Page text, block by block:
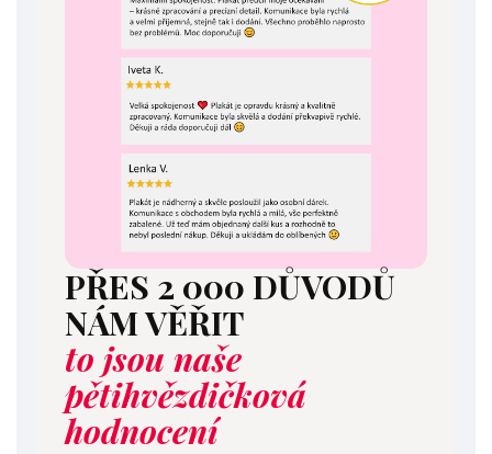
PŘES 2 000 DŮVODŮ
NÁM VĚŘIT
to jsou naše
pětihvězdičková
hodnocení